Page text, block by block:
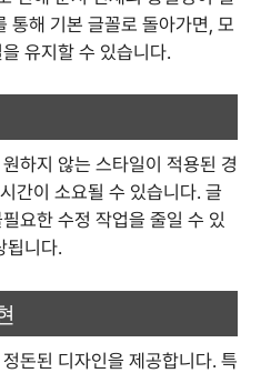
통해 기본 글꼴로 돌아가면, 모
유지할 수 있습니다.
하지 않는 스타일이 적용된 경
간이 소요될 수 있습니다. 글
요한 수정 작업을 줄일 수 있
됩니다.
돈된 디자인을 제공합니다. 특